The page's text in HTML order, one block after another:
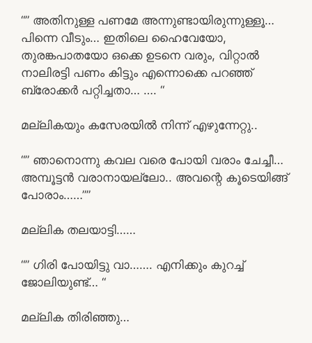
“” അതിനുള്ള പണമേ അന്നുണ്ടായിരുന്നുള്ളൂ…
പിന്നെ വീടും… ഇതിലെ ഹൈവേയോ,
തുരങ്കപാതയോ ഒക്കെ ഉടനെ വരും, വിറ്റാൽ
നാലിരട്ടി പണം കിട്ടും എന്നൊക്കെ പറഞ്ഞ്
ബ്രോക്കർ പറ്റിച്ചതാ… …. “
മല്ലികയും കസേരയിൽ നിന്ന് എഴുന്നേറ്റു..
“” ഞാനൊന്നു കവല വരെ പോയി വരാം ചേച്ചീ…
അമ്പൂട്ടൻ വരാനായല്ലോ.. അവന്റെ കൂടെയിങ്ങ്
പോരാം……””
മല്ലിക തലയാട്ടി……
“” ഗിരി പോയിട്ടു വാ……. എനിക്കും കുറച്ച്
ജോലിയുണ്ട്… “
മല്ലിക തിരിഞ്ഞു…